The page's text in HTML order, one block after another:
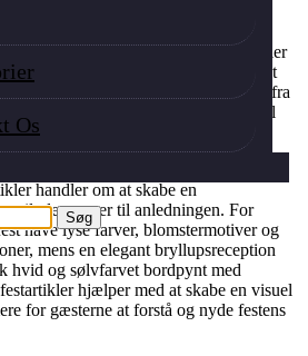
Os
ofte at tænke på alle detaljer,
til at skabe den ønskede
er en fødselsdag, bryllup, jubilæum eller
bordplan
være afgørende for at sikre, at
vellykket. Bordplanen omfatter alt fra
tallerkener, bestik og servietter til
konfetti og festlige
handler om at skabe en
stil, der passer til anledningen. For
have lyse farver, blomstermotiver og
mens en elegant bryllupsreception
hvid og sølvfarvet bordpynt med
hjælper med at skabe en visuel
for gæsterne at forstå og nyde festens